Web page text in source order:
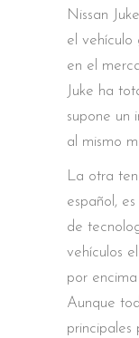
Nissan
el vehículo
en el
Juke ha
supone un
al mismo
La otra
español,
de
vehículos
por
Aunque
principales